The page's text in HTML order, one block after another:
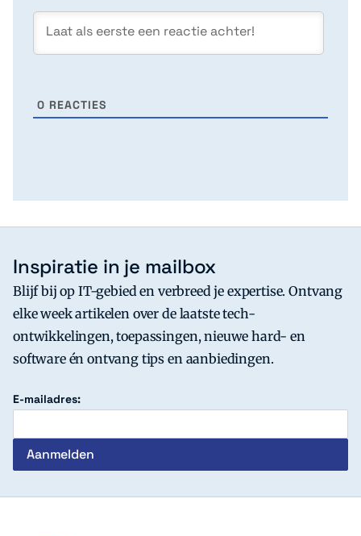
0 REACTIES
Inspiratie in je mailbox
Blijf bij op IT-gebied en verbreed je expertise. Ontvang
elke week artikelen over de laatste tech-
ontwikkelingen, toepassingen, nieuwe hard- en
software én ontvang tips en aanbiedingen.
E-mailadres: